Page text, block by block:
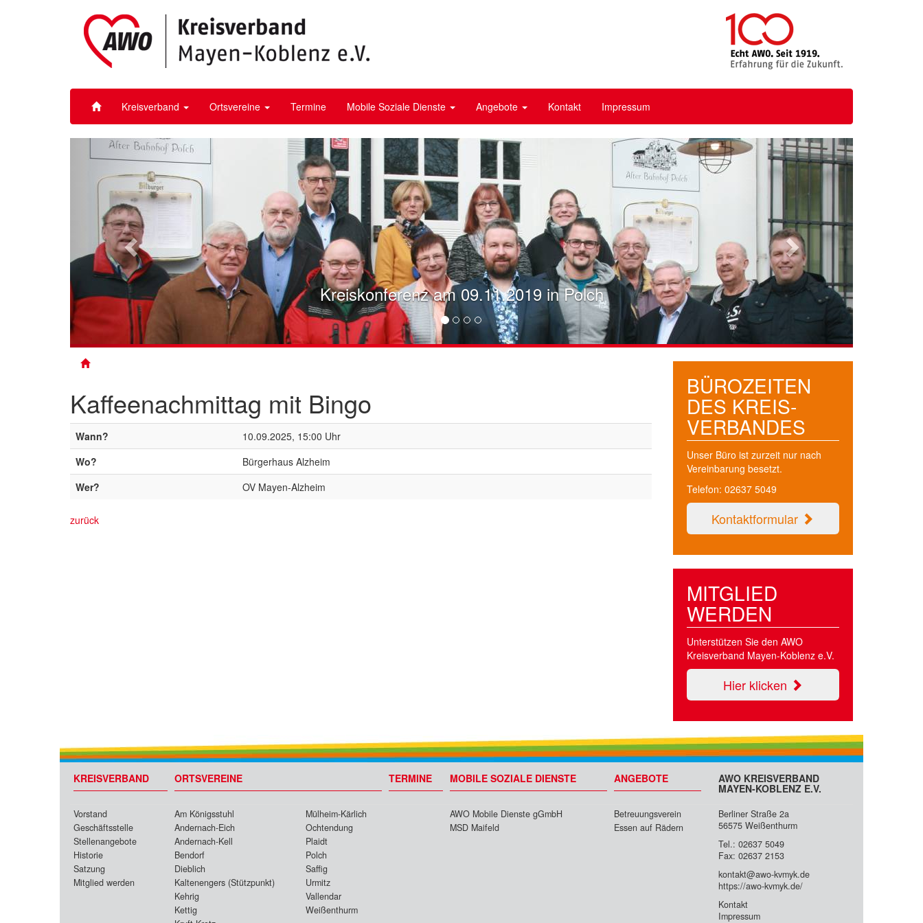
Kreisverband Ortsvereine Termine Mobile Soziale Dienste Angebote Kontakt Impressum
Kreiskonferenz am 09.11.2019 in Polch
Vorheriges
Bild
Nächstes
Bild
Kaffeenachmittag mit Bingo
Wann?
10.09.2025, 15:00 Uhr
Wo?
Bürgerhaus Alzheim
Wer?
OV Mayen-Alzheim
zurück
BÜROZEITEN
DES KREIS­
VERBANDES
Unser Büro ist zurzeit nur nach
Vereinbarung besetzt.
Telefon: 02637 5049
Kontaktformular
MITGLIED
WERDEN
Unterstützen Sie den AWO
Kreisverband Mayen-Koblenz e.V.
Hier klicken
KREISVERBAND ORTSVEREINE TERMINE MOBILE SOZIALE DIENSTE ANGEBOTE AWO KREISVERBAND
MAYEN-KOBLENZ E.V.
Vorstand
Geschäftsstelle
Stellenangebote
Historie
Satzung
Mitglied werden
Am Königsstuhl
Andernach-Eich
Andernach-Kell
Bendorf
Dieblich
Kaltenengers (Stützpunkt)
Kehrig
Kettig
Mülheim-Kärlich
Ochtendung
Plaidt
Polch
Saffig
Urmitz
Vallendar
Weißenthurm
AWO Mobile Dienste gGmbH
MSD Maifeld
Betreuungsverein
Essen auf Rädern
Berliner Straße 2a
56575 Weißenthurm
Tel.: 02637 5049
Fax: 02637 2153
kontakt@awo-kvmyk.de
https://awo-kvmyk.de/
Kontakt
Impressum